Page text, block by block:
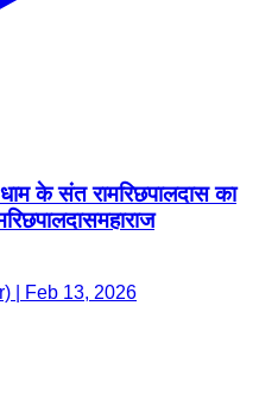
के संत रामरिछपालदास का
| Feb 13, 2026